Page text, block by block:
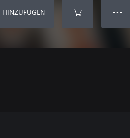
HINZUFÜGEN ● ● ●